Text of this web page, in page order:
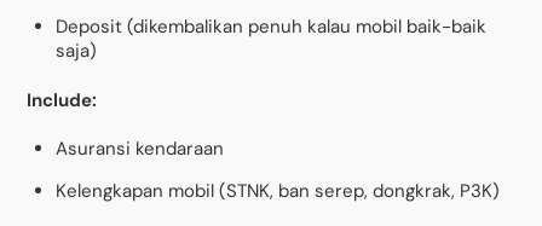
Deposit (dikembalikan penuh kalau mobil baik-baik
saja)
Include:
Asuransi kendaraan
Kelengkapan mobil (STNK, ban serep, dongkrak, P3K)